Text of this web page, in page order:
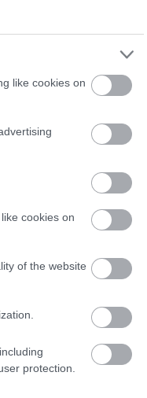
like cookies on
cookies on
of the website
protection.
komment
a blog
budai
terrarum
csevej (24
vitéz mihály
dancs
franciska
digitális
képarchívum
lenke
13)
egressy
istván (70
világháború
erkel ferenc
európai unió